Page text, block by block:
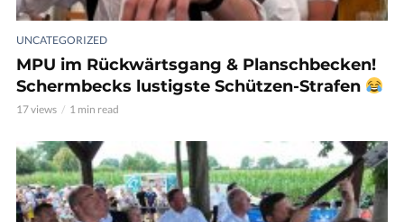
UNCATEGORIZED
MPU im Rückwärtsgang & Planschbecken!
Schermbecks lustigste Schützen-Strafen
17 views 1 min read